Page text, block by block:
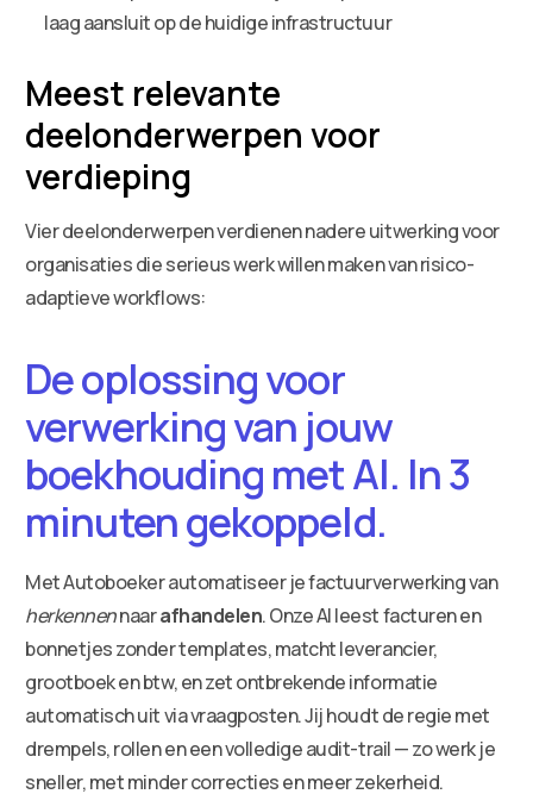
laag aansluit op de huidige infrastructuur
Meest relevante
deelonderwerpen voor
verdieping
Vier deelonderwerpen verdienen nadere uitwerking voor
organisaties die serieus werk willen maken van risico-
adaptieve workflows:
De oplossing voor
verwerking van jouw
boekhouding met AI. In 3
minuten gekoppeld.
Met Autoboeker automatiseer je factuurverwerking van
herkennennaarafhandelen. Onze AI leest facturen en
bonnetjes zonder templates, matcht leverancier,
grootboek en btw, en zet ontbrekende informatie
automatisch uit via vraagposten. Jij houdt de regie met
drempels, rollen en een volledige audit-trail — zo werk je
sneller, met minder correcties en meer zekerheid.